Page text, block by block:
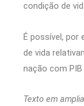
condição de
É possível, por
de vida
nação com
Texto em